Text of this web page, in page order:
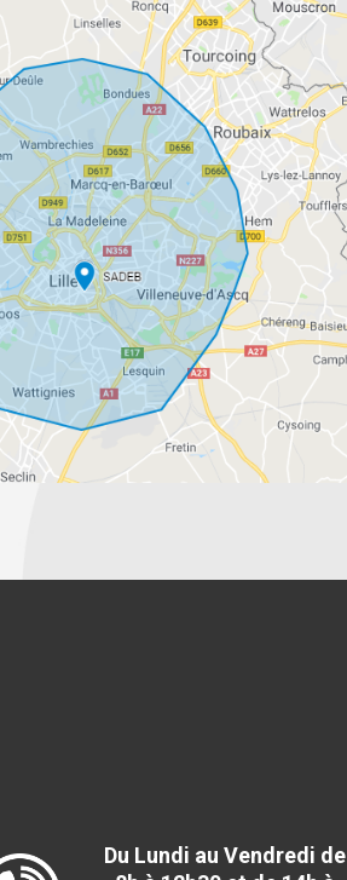
Du Lundi au Vendredi de